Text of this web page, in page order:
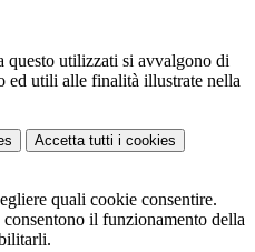
questo utilizzati si avvalgono di
ed utili alle finalità illustrate nella
Accetta tutti i cookies
quali cookie consentire.
il funzionamento della